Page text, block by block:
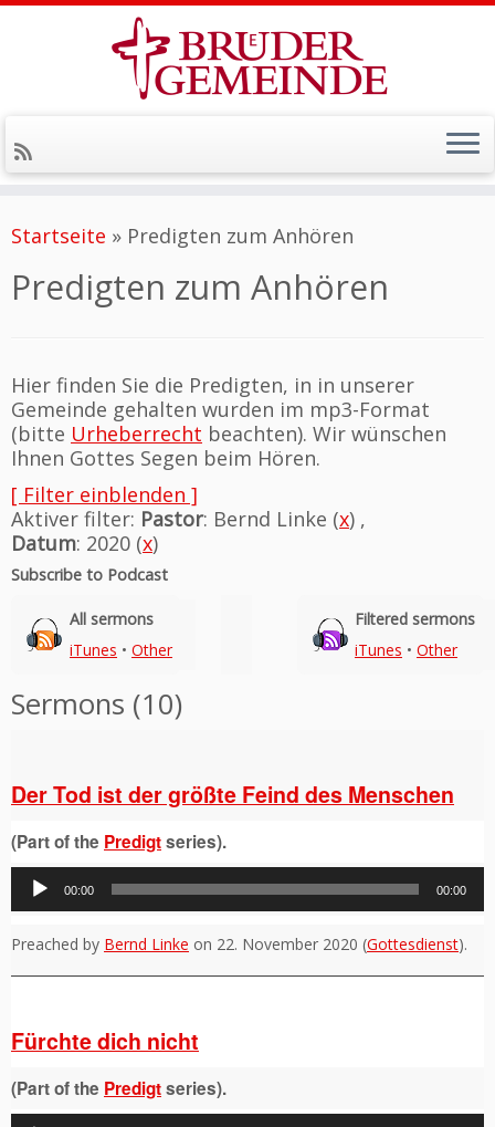
Inhalt
Startseite » Predigten zum Anhören
Predigten zum Anhören
Hier finden Sie die Predigten, in in unserer
Gemeinde gehalten wurden im mp3-Format
(bitte Urheberrecht beachten). Wir wünschen
Ihnen Gottes Segen beim Hören.
[ Filter einblenden ]
Aktiver filter: Pastor: Bernd Linke (x) ,
Datum: 2020 (x)
Subscribe to Podcast
All sermons
iTunes • Other
Filtered sermons
iTunes • Other
Sermons (10)
Der Tod ist der größte Feind des Menschen
(Part of the Predigtseries).
Audio-
Player
00:00 00:00
Preached by Bernd Linke on 22. November 2020 (Gottesdienst).
Fürchte dich nicht
(Part of the Predigtseries).